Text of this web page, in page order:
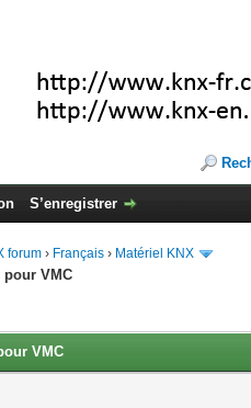
S’enregistrer
forum › Français › Matériel KNX
pour VMC
VMC